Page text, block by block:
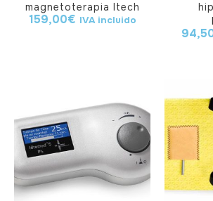
magnetoterapia Itech
159,00€ IVA incluido